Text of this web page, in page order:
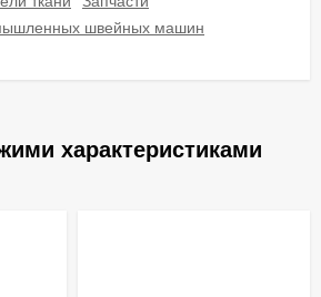
швейных машин
характеристиками